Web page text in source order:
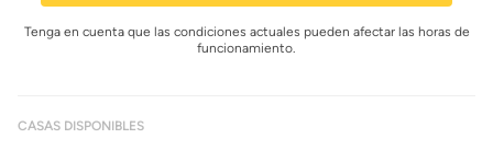
Tenga en cuenta que las condiciones actuales pueden afectar las horas de
funcionamiento.
CASAS DISPONIBLES